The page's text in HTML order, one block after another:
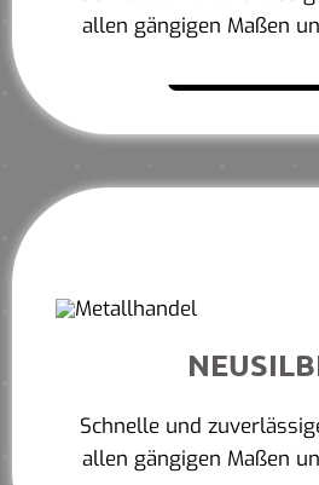
allen gängigen Maßen
Schnelle und
allen gängigen Maßen